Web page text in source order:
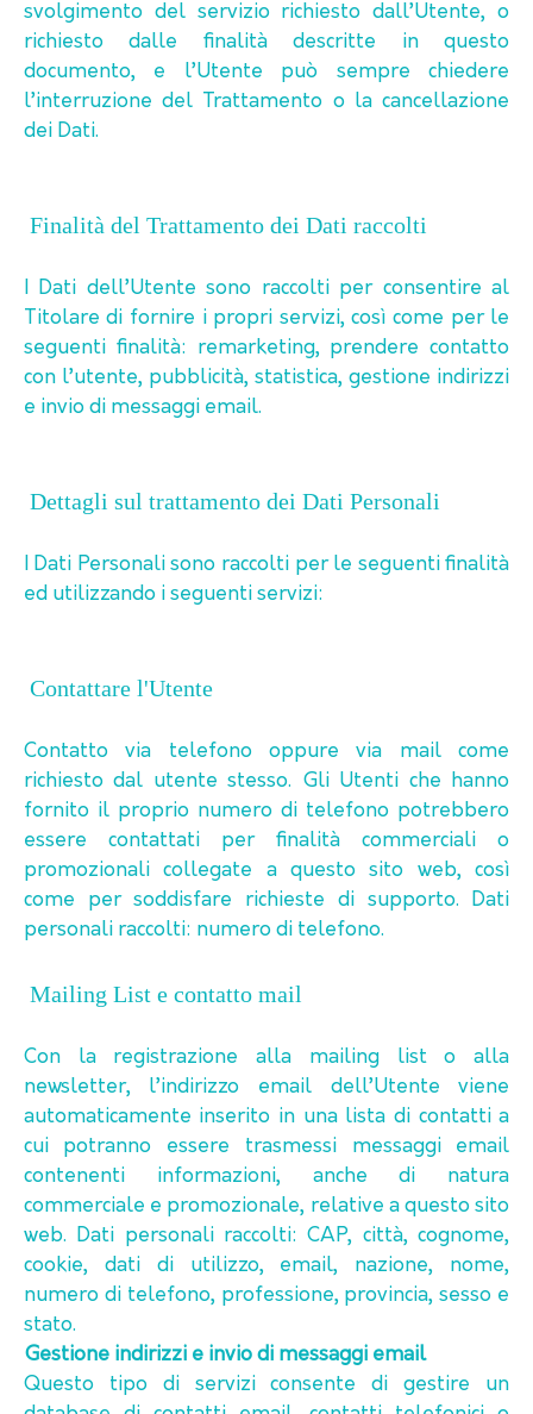
svolgimento del servizio richiesto dall’Utente, o
richiesto dalle finalità descritte in questo
documento, e l’Utente può sempre chiedere
l’interruzione del Trattamento o la cancellazione
dei Dati.
Finalità del Trattamento dei Dati raccolti
I Dati dell’Utente sono raccolti per consentire al
Titolare di fornire i propri servizi, così come per le
seguenti finalità: remarketing, prendere contatto
con l’utente, pubblicità, statistica, gestione indirizzi
e invio di messaggi email.
Dettagli sul trattamento dei Dati Personali
I Dati Personali sono raccolti per le seguenti finalità
ed utilizzando i seguenti servizi:
Contattare l'Utente
Contatto via telefono oppure via mail come
richiesto dal utente stesso. Gli Utenti che hanno
fornito il proprio numero di telefono potrebbero
essere contattati per finalità commerciali o
promozionali collegate a questo sito web, così
come per soddisfare richieste di supporto. Dati
personali raccolti: numero di telefono.
Mailing List e contatto mail
Con la registrazione alla mailing list o alla
newsletter, l’indirizzo email dell’Utente viene
automaticamente inserito in una lista di contatti a
cui potranno essere trasmessi messaggi email
contenenti informazioni, anche di natura
commerciale e promozionale, relative a questo sito
web. Dati personali raccolti: CAP, città, cognome,
cookie, dati di utilizzo, email, nazione, nome,
numero di telefono, professione, provincia, sesso e
stato.
Gestione indirizzi e invio di messaggi email
Questo tipo di servizi consente di gestire un